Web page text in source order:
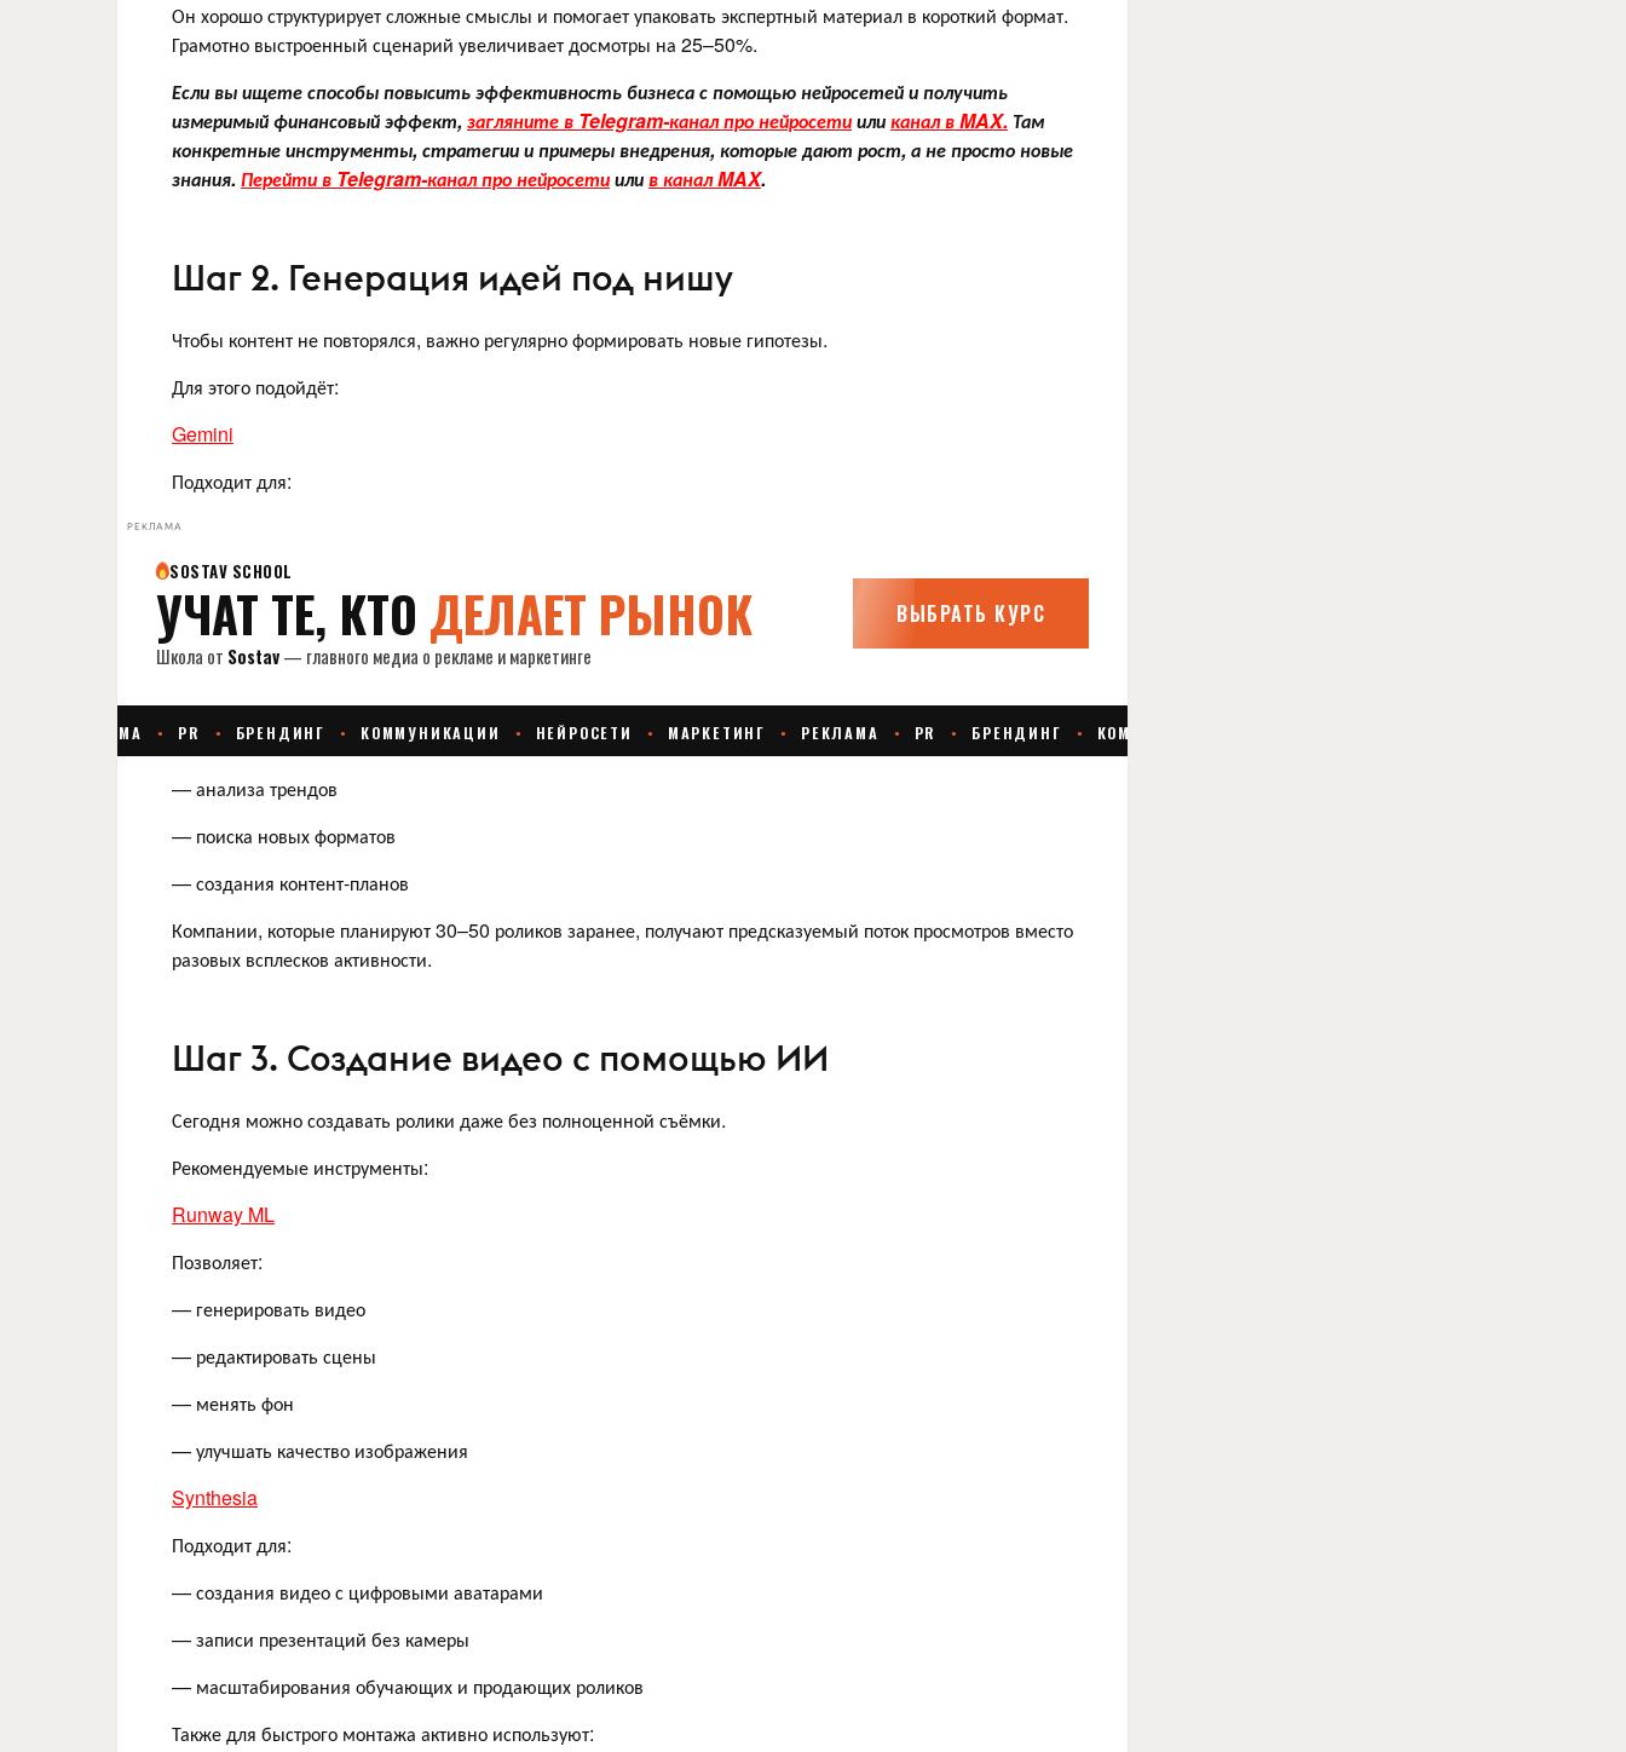
Он хорошо структурирует сложные смыслы и помогает упаковать экспертный материал в короткий формат.
Грамотно выстроенный сценарий увеличивает досмотры на 25–50%.
Если вы ищете способы повысить эффективность бизнеса с помощью нейросетей и получить
измеримый финансовый эффект,загляните в Telegram-канал про нейросетииликанал в MAX. Там
конкретные инструменты, стратегии и примеры внедрения, которые дают рост, а не просто новые
знания.Перейти в Telegram-канал про нейросетиилив канал MAX.
Шаг 2. Генерация идей под нишу
Чтобы контент не повторялся, важно регулярно формировать новые гипотезы.
Для этого подойдёт:
Gemini
Подходит для:
РЕКЛАМА
— анализа трендов
— поиска новых форматов
— создания контент-планов
Компании, которые планируют 30–50 роликов заранее, получают предсказуемый поток просмотров вместо
разовых всплесков активности.
Шаг 3. Создание видео с помощью ИИ
Сегодня можно создавать ролики даже без полноценной съёмки.
Рекомендуемые инструменты:
Runway ML
Позволяет:
— генерировать видео
— редактировать сцены
— менять фон
— улучшать качество изображения
Synthesia
Подходит для:
— создания видео с цифровыми аватарами
— записи презентаций без камеры
— масштабирования обучающих и продающих роликов
Также для быстрого монтажа активно используют: